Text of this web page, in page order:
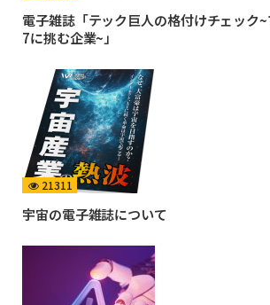
電子雑誌「テック巨人の格付けチェック
7に挑む企業~」
21311
宇宙の電子雑誌について